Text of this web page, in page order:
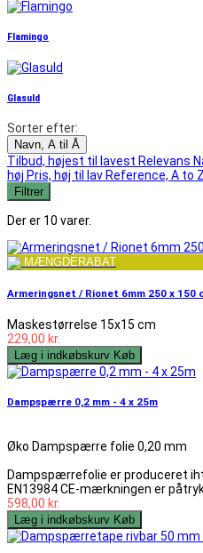
Flamingo
Glasuld
Sorter efter:
Navn, A til Å
Tilbud, højest til lavest Relevans
høj Pris, høj til lav Reference, A to Z
Filtrer
Der er 10 varer.
MÆNGDERABAT
Armeringsnet / Rionet 6mm 250 x 150
Maskestørrelse 15x15 cm
229,00 kr.
Læg i indkøbskurv Køb
Dampspærre 0,2 mm - 4 x 25m
Øko Dampspærre folie 0,20 mm
Dampspærrefolie er produceret
EN13984 CE-mærkningen er
598,00 kr.
Læg i indkøbskurv Køb